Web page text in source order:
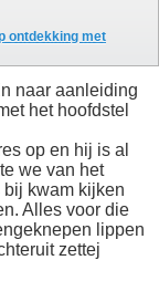
ontdekking met
naar aanleiding
het hoofdstel
op en hij is al
we van het
bij kwam kijken
Alles voor die
lippen
zettej